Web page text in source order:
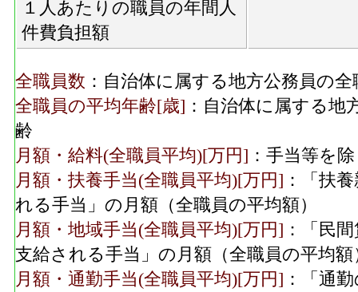
１人あたりの職員の年間人
件費負担額
全職員数 ：自治体に属する地方公務員の
全職員の平均年齢[歳] ：自治体に属する地
齢
月額・給料(全職員平均)[万円] ：手当等を
月額・扶養手当(全職員平均)[万円] ：「扶
れる手当」の月額（全職員の平均額）
月額・地域手当(全職員平均)[万円] ：「民
支給される手当」の月額（全職員の平均額
月額・通勤手当(全職員平均)[万円] ：「通